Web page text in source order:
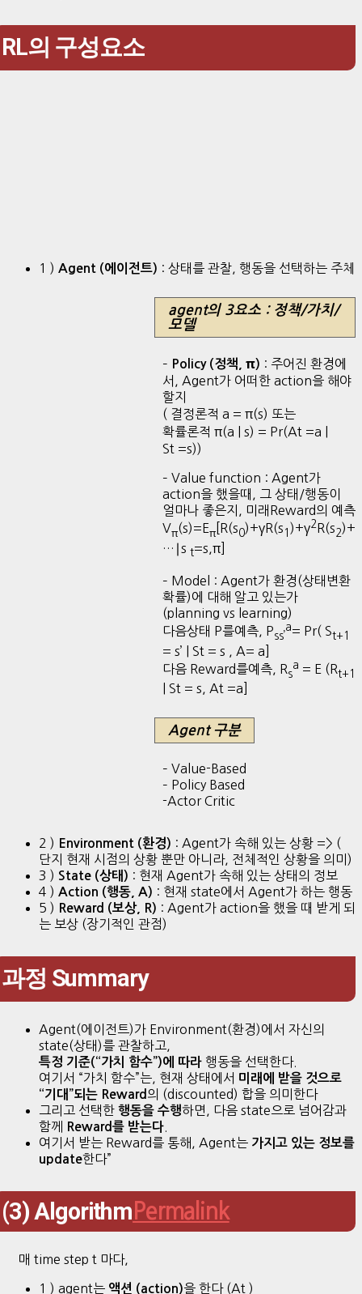
RL의 구성요소
1 ) Agent (에이전트) : 상태를 관찰, 행동을 선택하는 주체
agent의 3요소 : 정책/가치/
모델
– Policy (정책, π) : 주어진 환경에
서, Agent가 어떠한 action을 해야
할지
( 결정론적 a = π(s) 또는
확률론적 π(a | s) = Pr(At =a |
St =s))
– Value function : Agent가
action을 했을때, 그 상태/행동이
얼마나 좋은지, 미래Reward의 예측
Vπ(s)=Eπ [R(s0)+γR(s 1 )+γ2 R(s2)+
…∣s t=s,π]
– Model : Agent가 환경(상태변환
확률)에 대해 알고 있는가
(planning vs learning)
다음상태 P를예측, Pss’
a= Pr( St+1
= s’ | St = s , A= a]
다음 Reward를예측, Rs
a = E (Rt+1
| St = s, At =a]
Agent 구분
– Value-Based
– Policy Based
-Actor Critic
2 ) Environment (환경) : Agent가 속해 있는 상황 => (
단지 현재 시점의 상황 뿐만 아니라, 전체적인 상황을 의미)
3 ) State (상태) : 현재 Agent가 속해 있는 상태의 정보
4 ) Action (행동, A) : 현재 state에서 Agent가 하는 행동
5 ) Reward (보상, R) : Agent가 action을 했을 때 받게 되
는 보상 (장기적인 관점)
과정 Summary
Agent(에이전트)가 Environment(환경)에서 자신의
state(상태)를 관찰하고,
특정 기준(“가치 함수”)에 따라 행동을 선택한다.
여기서 “가치 함수”는, 현재 상태에서 미래에 받을 것으로
“기대”되는 Reward 의 (discounted) 합을 의미한다
그리고 선택한 행동을 수행하면, 다음 state으로 넘어감과
함께
Reward를 받는다
여기서 받는 Reward를 통해, Agent는 가지고 있는 정보를
update한다”
(3) Algorithm Permalink
매 time step t 마다,
1 ) agent는 액션 (action)을 한다 (At )